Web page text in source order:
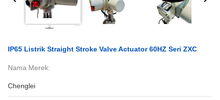
IP65 Listrik Straight Stroke Valve Actuator 60HZ Seri ZXC
Nama Merek:
Chenglei